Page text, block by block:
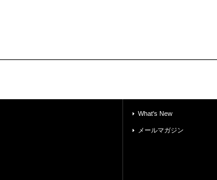
What's New
メールマガジン